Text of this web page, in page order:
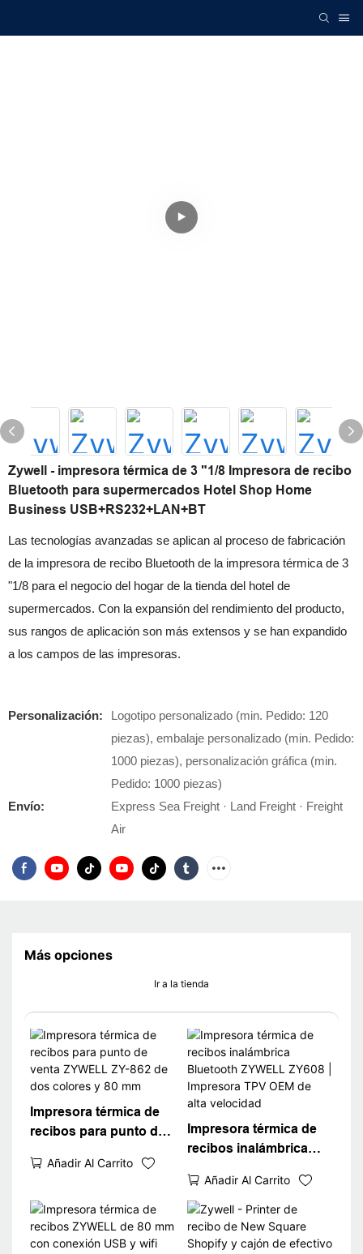
Zywell - impresora térmica de 3 "1/8 Impresora de recibo
Bluetooth para supermercados Hotel Shop Home
Business USB+RS232+LAN+BT
Las tecnologías avanzadas se aplican al proceso de fabricación
de la impresora de recibo Bluetooth de la impresora térmica de 3
"1/8 para el negocio del hogar de la tienda del hotel de
supermercados. Con la expansión del rendimiento del producto,
sus rangos de aplicación son más extensos y se han expandido
a los campos de las impresoras.
Personalización:
Logotipo personalizado (min. Pedido: 120
piezas), embalaje personalizado (min. Pedido:
1000 piezas), personalización gráfica (min.
Pedido: 1000 piezas)
Envío:
Express Sea Freight · Land Freight · Freight
Air
Más opciones
Ir a la tienda
Impresora térmica de
recibos para punto de
de dos colores y 80 mm
Añadir Al Carrito
Impresora térmica de
recibos inalámbrica
ZY608 | Impresora TPV
OEM de alta velocidad
Añadir Al Carrito